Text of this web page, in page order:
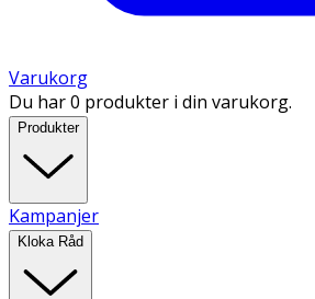
Varukorg
Du har 0 produkter i din varukorg.
Produkter
Kampanjer
Kloka Råd